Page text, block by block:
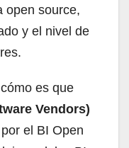
open source,
y el nivel de
es que
Vendors)
el BI Open